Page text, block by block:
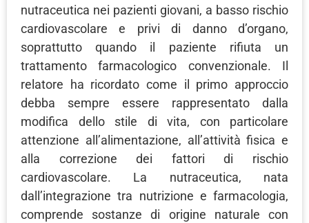
nutraceutica nei pazienti giovani, a basso rischio
cardiovascolare e privi di danno d’organo,
soprattutto quando il paziente rifiuta un
trattamento farmacologico convenzionale. Il
relatore ha ricordato come il primo approccio
debba sempre essere rappresentato dalla
modifica dello stile di vita, con particolare
attenzione all’alimentazione, all’attività fisica e
alla correzione dei fattori di rischio
cardiovascolare. La nutraceutica, nata
dall’integrazione tra nutrizione e farmacologia,
comprende sostanze di origine naturale con